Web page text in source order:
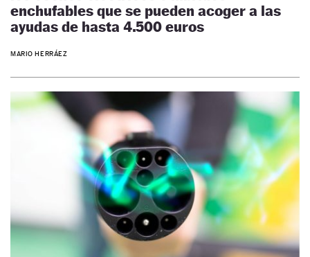
enchufables que se pueden acoger a las
ayudas de hasta 4.500 euros
MARIO HERRÁEZ